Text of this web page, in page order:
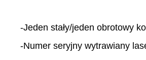
-Jeden stały/jeden obrotowy
-Numer seryjny wytrawiany